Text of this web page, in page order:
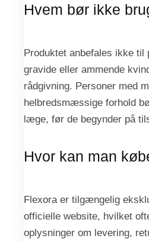
Hvem bør ikke
Produktet anbefales ikke til
gravide eller ammende
rådgivning. Personer med
helbredsmæssige forhold
læge, før de begynder på
Hvor kan man
Flexora er tilgængelig
officielle website, hvilket
oplysninger om levering,